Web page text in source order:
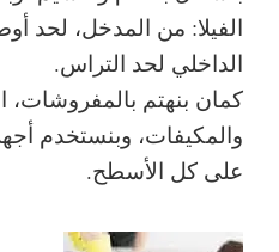
الفيلا: من المدخل، لحد
الداخلي لحد التراس.
كمان بنهتم بالمفروشات،
والمكيفات، وبنستخدم
على كل الأسطح.